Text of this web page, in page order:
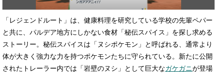
「レジェンドルート」は、健康料理を研究している学校の先輩ペパー
と共に、パルデア地方にしかない食材「秘伝スパイス」を探し求める
ストーリー。秘伝スパイスは「ヌシポケモン」と呼ばれる、通常より
体が大きく強力な力を持つポケモンたちに守られている。新たに公開
されたトレーラー内では「岩壁のヌシ」として巨大なガケガニが登場